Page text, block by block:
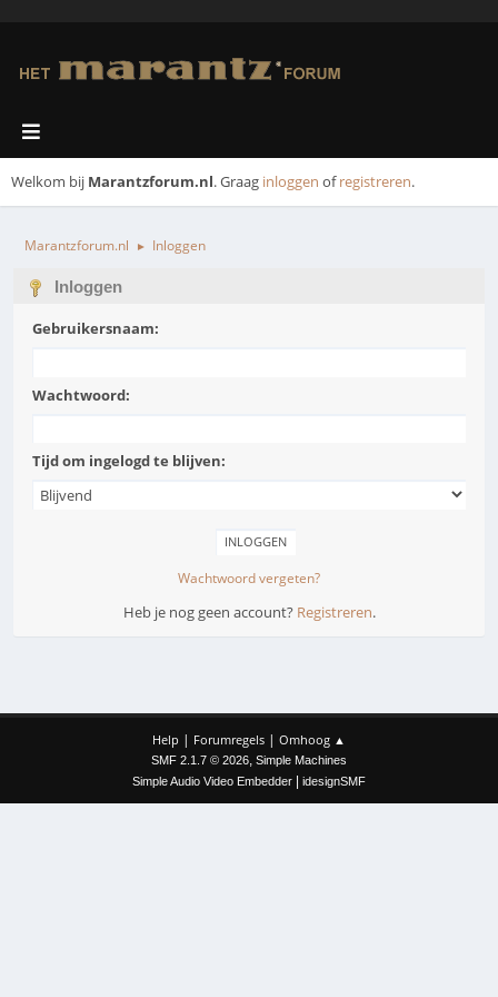
Welkom bij Marantzforum.nl. Graag inloggen ofregistreren.
Marantzforum.nl ► Inloggen
Inloggen
Gebruikersnaam:
Wachtwoord:
Tijd om ingelogd te blijven:
Wachtwoord vergeten?
Heb je nog geen account? Registreren.
Help | Forumregels | Omhoog ▲
SMF 2.1.7 © 2026, Simple Machines
Simple Audio Video Embedder
idesignSMF